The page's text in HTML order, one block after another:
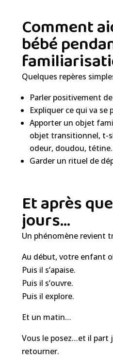
Comment
bébé
Quelques repères
Parler positivement
Expliquer ce qui va se
Apporter un objet
objet transitionnel, t-
odeur, doudou,
Garder un rituel de
Et après
jours…
Un phénomène revient
Au début, votre enfant
Puis il s’apaise.
Puis il s’ouvre.
Puis il explore.
Et un matin…
Vous le posez…et il part
retourner.